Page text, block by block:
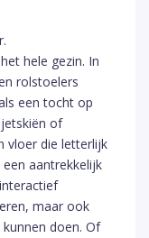
hele gezin. In
rolstoelers
een tocht op
of
vloer die letterlijk
aantrekkelijk
maar ook
doen. Of